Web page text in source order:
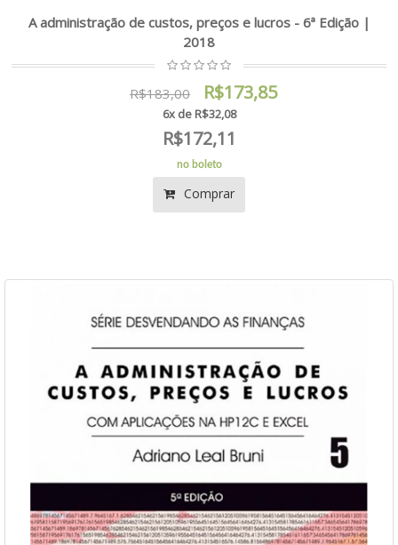
A administração de custos, preços e lucros - 6ª Edição |
2018
R$183,00 R$173,85
6x de R$32,08
R$172,11
no boleto
Comprar